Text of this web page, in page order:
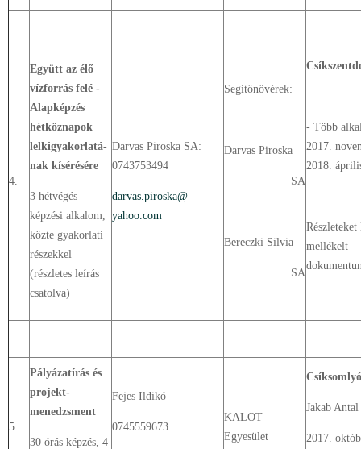
4.
Együtt az élő
vízforrás felé -
Alapképzés
hétköznapok
lelkigyakorlatá-
nak kísérésére
3 hétvégés
képzési alkalom,
közte gyakorlati
részekkel
(részletes leírás
csatolva)
Darvas Piroska SA:
0743753494
darvas.piroska@
yahoo.com
Segítőnővérek:
Darvas Piroska
SA
Bereczki Silvia
SA
- Több
2017.
2018.
Részleteket
mellékelt
5.
Pályázatírás és
projekt-
menedzsment
30 órás képzés, 4
Fejes Ildikó
0745559673
KALOT
Egyesület
Csíksomlyó
Jakab Antal
2017.